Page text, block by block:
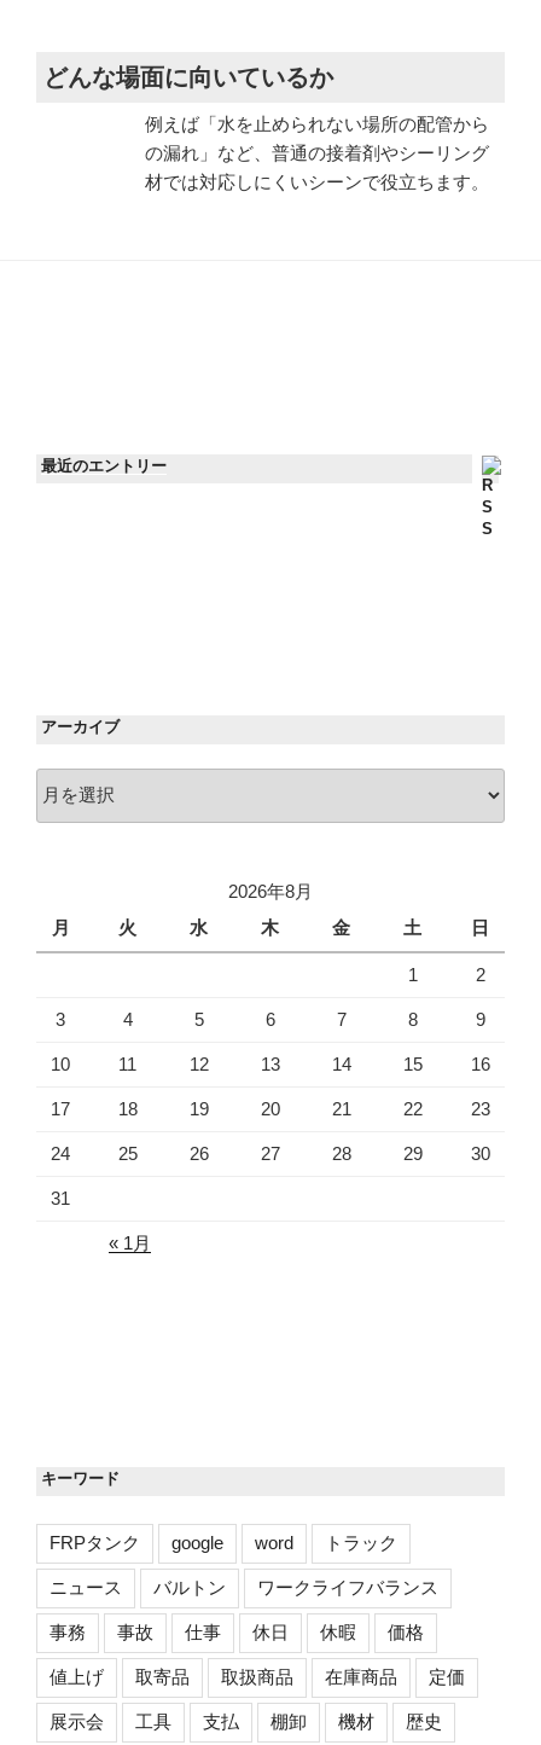
どんな場面に向いているか
例えば「水を止められない場所の配管から
の漏れ」など、普通の接着剤やシーリング
材では対応しにくいシーンで役立ちます。
最近のエントリー
アーカイブ
ー
2026年8月
月
火 水 木 金 土 日
1 2
3 4 5 6 7 8 9
10 11 12 13 14 15 16
17 18 19 20 21 22 23
24 25 26 27 28 29 30
31
« 1月
キーワード
FRPタンク google word トラック
ニュース バルトン ワークライフバランス
事務 事故 仕事 休日 休暇 価格
値上げ 取寄品 取扱商品 在庫商品 定価
展示会 工具 支払 棚卸 機材 歴史